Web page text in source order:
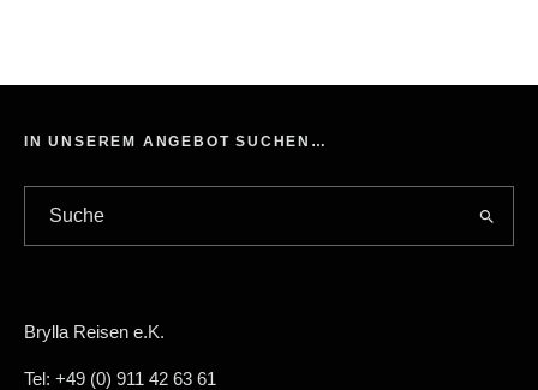
IN UNSEREM ANGEBOT SUCHEN…
Brylla Reisen e.K.
Tel: +49 (0) 911 42 63 61